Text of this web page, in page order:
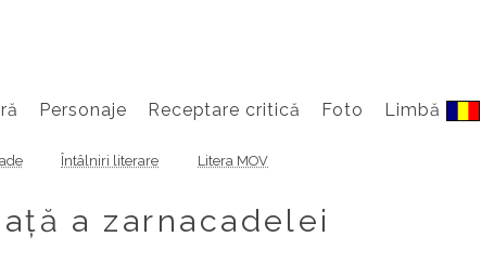
Personaje Receptare critică Foto Limbă
Întâlniri literare Litera MOV
a zarnacadelei